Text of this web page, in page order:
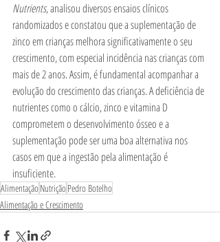
Nutrients, analisou diversos ensaios clínicos
randomizados e constatou que a suplementação de
zinco em crianças melhora significativamente o seu
crescimento, com especial incidência nas crianças com
mais de 2 anos. Assim, é fundamental acompanhar a
evolução do crescimento das crianças. A deficiência de
nutrientes como o cálcio, zinco e vitamina D
comprometem o desenvolvimento ósseo e a
suplementação pode ser uma boa alternativa nos
casos em que a ingestão pela alimentação é
insuficiente.
AlimentaçãoNutriçãoPedro Botelho
Alimentação e Crescimento